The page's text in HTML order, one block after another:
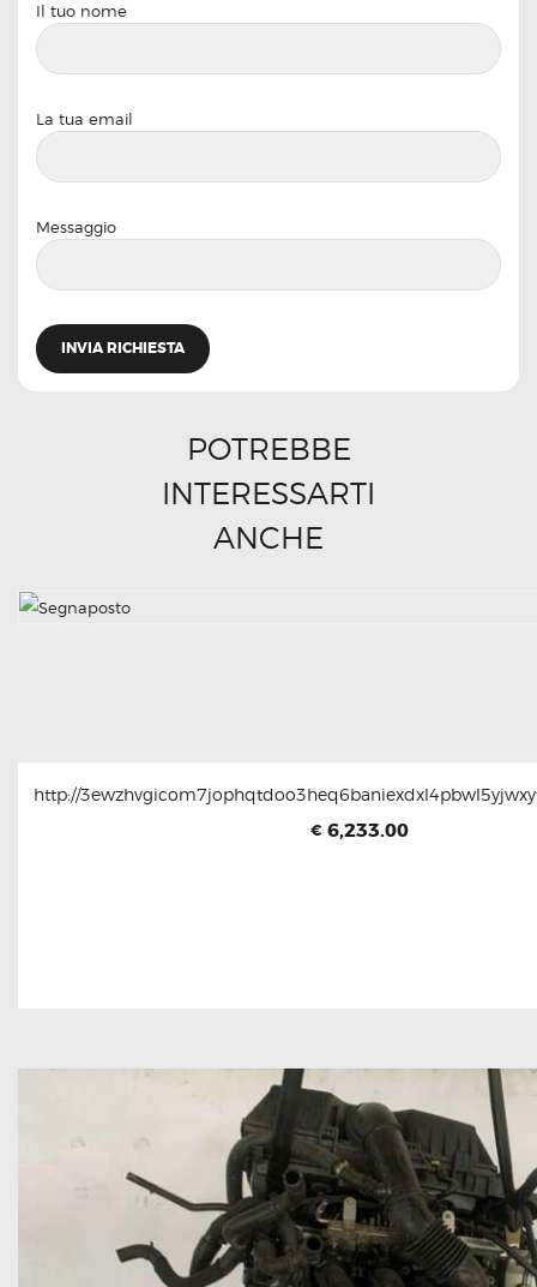
Il tuo nome
La tua email
Messaggio
POTREBBE
INTERESSARTI
ANCHE
http://
€ 6,233.00